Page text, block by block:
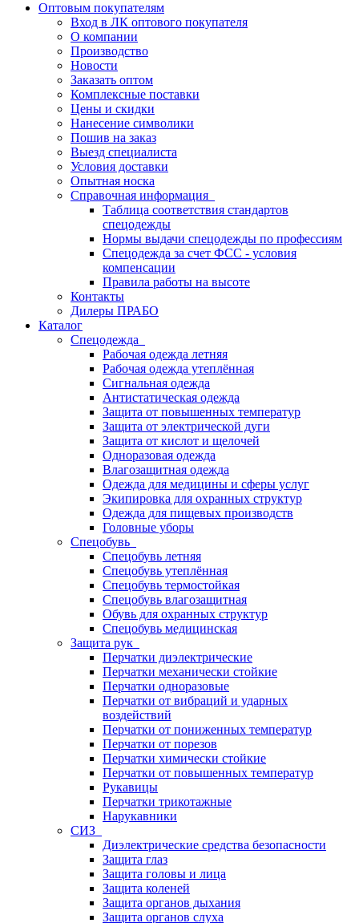
Оптовым покупателям
Вход в ЛК оптового покупателя
О компании
Производство
Новости
Заказать оптом
Комплексные поставки
Цены и скидки
Нанесение символики
Пошив на заказ
Выезд специалиста
Условия доставки
Опытная носка
Справочная информация
Таблица соответствия стандартов
спецодежды
Нормы выдачи спецодежды по профессиям
Спецодежда за счет ФСС - условия
компенсации
Правила работы на высоте
Контакты
Дилеры ПРАБО
Каталог
Спецодежда
Рабочая одежда летняя
Рабочая одежда утеплённая
Сигнальная одежда
Антистатическая одежда
Защита от повышенных температур
Защита от электрической дуги
Защита от кислот и щелочей
Одноразовая одежда
Влагозащитная одежда
Одежда для медицины и сферы услуг
Экипировка для охранных структур
Одежда для пищевых производств
Головные уборы
Спецобувь
Спецобувь летняя
Спецобувь утеплённая
Спецобувь термостойкая
Спецобувь влагозащитная
Обувь для охранных структур
Спецобувь медицинская
Защита рук
Перчатки диэлектрические
Перчатки механически стойкие
Перчатки одноразовые
Перчатки от вибраций и ударных
воздействий
Перчатки от пониженных температур
Перчатки от порезов
Перчатки химически стойкие
Перчатки от повышенных температур
Рукавицы
Перчатки трикотажные
Нарукавники
СИЗ
Диэлектрические средства безопасности
Защита глаз
Защита головы и лица
Защита коленей
Защита органов дыхания
Защита органов слуха